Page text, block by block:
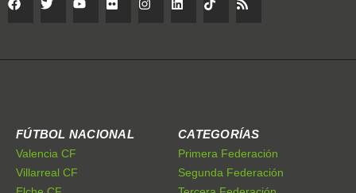
FÚTBOL NACIONAL
Valencia CF
Villarreal CF
CATEGORÍAS
Primera Federación
Segunda Federación